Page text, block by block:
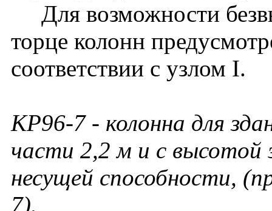
Для возможности
торце колонн
соответствии с узлом I.
КР96-7- колонна для
части 2,2 м и с
несущей способности,
7).